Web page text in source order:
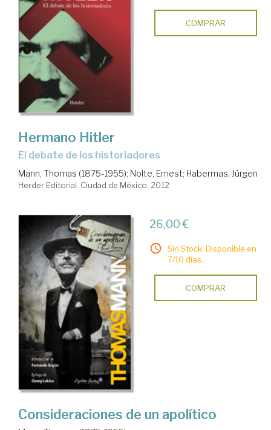
COMPRAR
Hermano Hitler
el debate de los historiadores
Mann, Thomas (1875-1955); Nolte, Ernest; Habermas, Jürgen
Herder Editorial. Ciudad de México, 2012
26,00 €
Sin Stock. Disponible en
7/10 días.
COMPRAR
Consideraciones de un apolítico